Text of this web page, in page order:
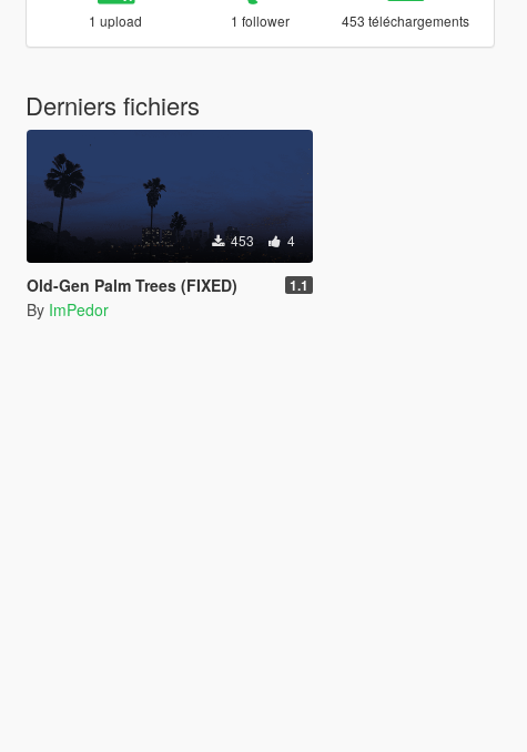
1 upload 1 follower 453 téléchargements
Derniers fichiers
453 4
Old-Gen Palm Trees (FIXED) 1.1
By ImPedor